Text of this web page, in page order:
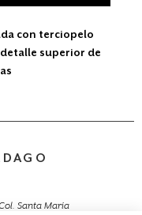
con terciopelo
superior de
Santa María